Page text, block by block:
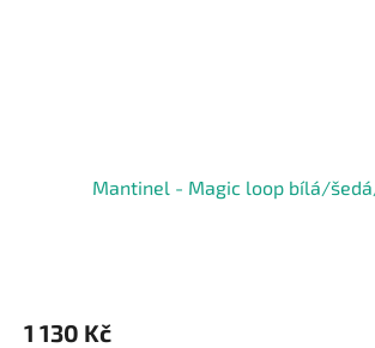
Mantinel - Magic loop bílá/
1 130 Kč